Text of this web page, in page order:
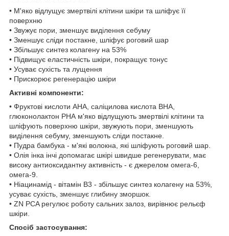
• М'яко відлущує змертвілі клітини шкіри та шліфує її
поверхню
• Звужує пори, зменшує виділення себуму
• Зменшує сліди постакне, шліфує роговий шар
• Збільшує синтез колагену на 53%
• Підвищує еластичність шкіри, покращує тонус
• Усуває сухість та лущення
• Прискорює регенерацію шкіри
Активні компоненти:
• Фруктові кислоти АНА, саліцилова кислота ВНА,
глюконолактон РНА м'яко відлущують змертвілі клітини та
шліфують поверхню шкіри, звужують пори, зменшують
виділення себуму, зменшують сліди постакне.
• Пудра бамбука - м'які волокна, які шліфують роговий шар.
• Олія інка інчі допомагає шкірі швидше регенерувати, має
високу антиоксидантну активність - є джерелом омега-6,
омега-9.
• Ніацинамід - вітамін В3 - збільшує синтез колагену на 53%,
усуває сухість, зменшує глибину зморшок.
• ZN PCA регулює роботу сальних залоз, вирівнює рельєф
шкіри.
Спосіб застосування: